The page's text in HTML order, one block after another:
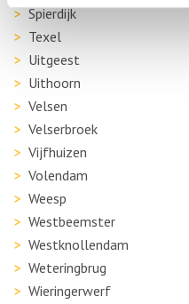
Spierdijk
Texel
Uitgeest
Uithoorn
Velsen
Velserbroek
Vijfhuizen
Volendam
Weesp
Westbeemster
Westknollendam
Weteringbrug
Wieringerwerf